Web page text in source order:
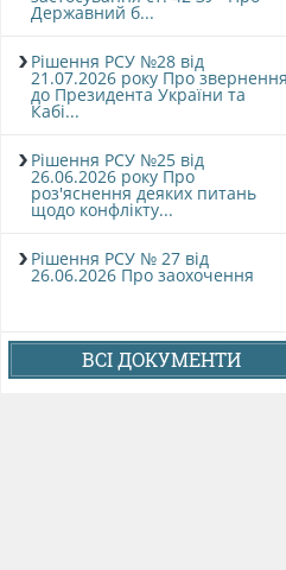
Державний б...
Рішення РСУ №28 від
21.07.2026 року Про звернення
до Президента України та
Кабі...
Рішення РСУ №25 від
26.06.2026 року Про
роз'яснення деяких питань
щодо конфлікту...
Рішення РСУ № 27 від
26.06.2026 Про заохочення
ВСІ ДОКУМЕНТИ